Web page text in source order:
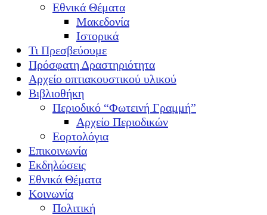
Εθνικά Θέματα
Μακεδονία
Ιστορικά
Τι Πρεσβεύουμε
Πρόσφατη Δραστηριότητα
Αρχείο οπτιακουστικού υλικού
Βιβλιοθήκη
Περιοδικό “Φωτεινή Γραμμή”
Αρχείο Περιοδικών
Εορτολόγια
Επικοινωνία
Εκδηλώσεις
Εθνικά Θέματα
Κοινωνία
Πολιτική